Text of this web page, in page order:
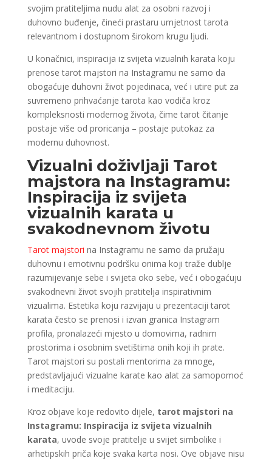
svojim pratiteljima nudu alat za osobni razvoj i
duhovno buđenje, čineći prastaru umjetnost tarota
relevantnom i dostupnom širokom krugu ljudi.
U konačnici, inspiracija iz svijeta vizualnih karata koju
prenose tarot majstori na Instagramu ne samo da
obogaćuje duhovni život pojedinaca, već i utire put za
suvremeno prihvaćanje tarota kao vodiča kroz
kompleksnosti modernog života, čime tarot čitanje
postaje više od proricanja – postaje putokaz za
modernu duhovnost.
Vizualni doživljaji Tarot
majstora na Instagramu:
Inspiracija iz svijeta
vizualnih karata u
svakodnevnom životu
Tarot majstori na Instagramu ne samo da pružaju
duhovnu i emotivnu podršku onima koji traže dublje
razumijevanje sebe i svijeta oko sebe, već i obogaćuju
svakodnevni život svojih pratitelja inspirativnim
vizualima. Estetika koju razvijaju u prezentaciji tarot
karata često se prenosi i izvan granica Instagram
profila, pronalazeći mjesto u domovima, radnim
prostorima i osobnim svetištima onih koji ih prate.
Tarot majstori su postali mentorima za mnoge,
predstavljajući vizualne karate kao alat za samopomoć
i meditaciju.
Kroz objave koje redovito dijele, tarot majstori na
Instagramu: Inspiracija iz svijeta vizualnih
karata, uvode svoje pratitelje u svijet simbolike i
arhetipskih priča koje svaka karta nosi. Ove objave nisu